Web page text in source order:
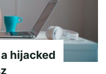
hijacked